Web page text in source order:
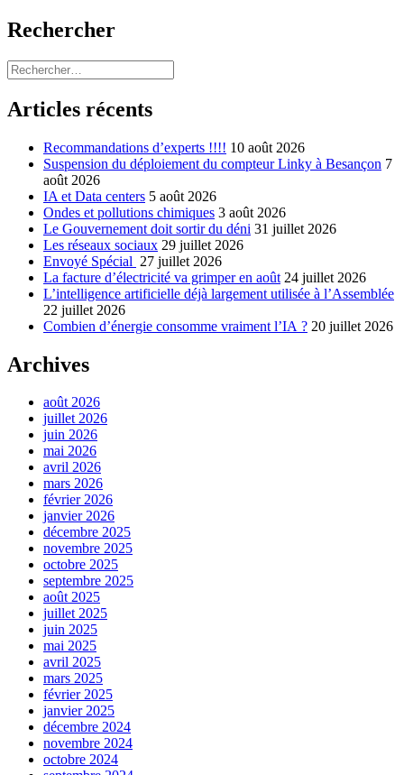
Rechercher
Rechercher :
Articles récents
Recommandations d’experts !!!! 10 août 2026
Suspension du déploiement du compteur Linky à Besançon 7
août 2026
IA et Data centers 5 août 2026
Ondes et pollutions chimiques 3 août 2026
Le Gouvernement doit sortir du déni 31 juillet 2026
Les réseaux sociaux 29 juillet 2026
Envoyé Spécial 27 juillet 2026
La facture d’électricité va grimper en août 24 juillet 2026
L’intelligence artificielle déjà largement utilisée à l’Assemblée
22 juillet 2026
Combien d’énergie consomme vraiment l’IA ? 20 juillet 2026
Archives
août 2026
juillet 2026
juin 2026
mai 2026
avril 2026
mars 2026
février 2026
janvier 2026
décembre 2025
novembre 2025
octobre 2025
septembre 2025
août 2025
juillet 2025
juin 2025
mai 2025
avril 2025
mars 2025
février 2025
janvier 2025
décembre 2024
novembre 2024
octobre 2024